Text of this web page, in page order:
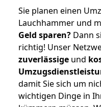
Sie planen einen
Lauchhammer und
Geld sparen? Dann
richtig! Unser
zuverlässige und
damit Sie sich um
wichtigen Dinge in